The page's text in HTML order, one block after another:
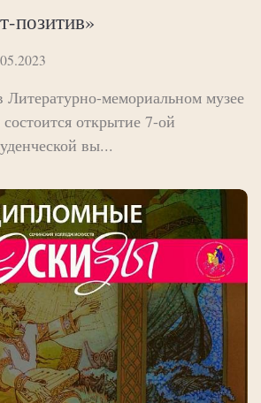
позитив»
Литературно-мемориальном музее
открытие 7-ой
вы...